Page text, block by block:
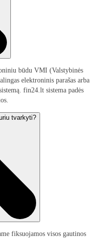
būdu VMI (Valstybinės
elektroninis parašas arba
fin24.lt sistema padės
tvarkyti?
fiksuojamos visos gautinos